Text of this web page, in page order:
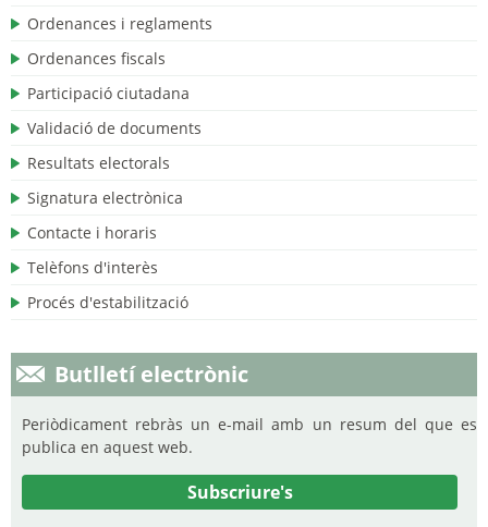
Ordenances i reglaments
Ordenances fiscals
Participació ciutadana
Validació de documents
Resultats electorals
Signatura electrònica
Contacte i horaris
Telèfons d'interès
Procés d'estabilització
Butlletí electrònic
Periòdicament rebràs un e-mail amb un resum del que es
publica en aquest web.
Subscriure's